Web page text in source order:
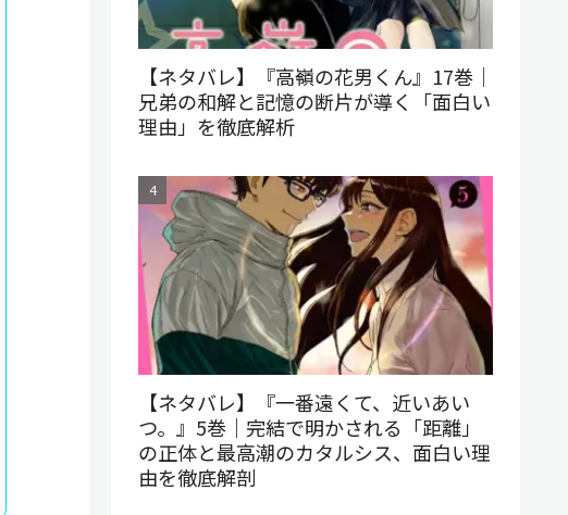
【ネタバレ】『高嶺の花男くん』17巻｜
兄弟の和解と記憶の断片が導く「面白い
理由」を徹底解析
【ネタバレ】『一番遠くて、近いあい
つ。』5巻｜完結で明かされる「距離」
の正体と最高潮のカタルシス、面白い理
由を徹底解剖